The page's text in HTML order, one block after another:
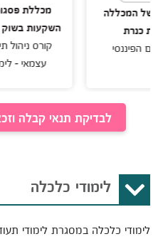
המכללה
מכללת פסגות –
השקעות בשוק ההון
קורס ניהול תיק
עצמאי - לימוד
לבדיקת תנאי קבלה
לימודי כלכלה
לימודי כלכלה במסגרת לימודי